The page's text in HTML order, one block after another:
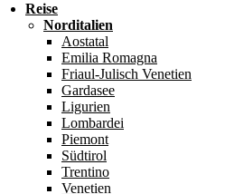
Reise
Norditalien
Aostatal
Emilia Romagna
Friaul-Julisch Venetien
Gardasee
Ligurien
Lombardei
Piemont
Südtirol
Trentino
Venetien